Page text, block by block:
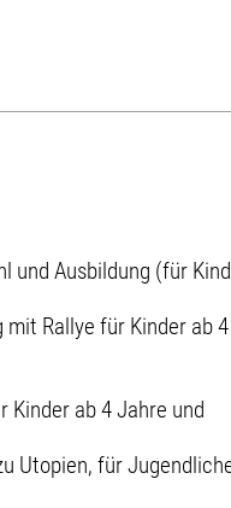
und Ausbildung (für
mit Rallye für Kinder ab 4
Kinder ab 4 Jahre und
Utopien, für